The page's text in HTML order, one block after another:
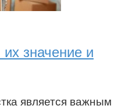
значение и
является важным